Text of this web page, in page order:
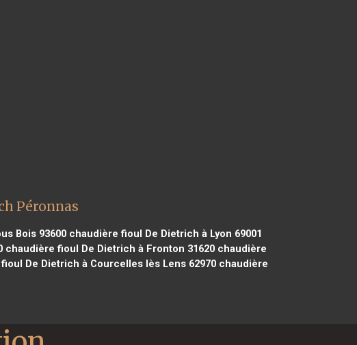
Péronnas
Bois 93600chaudière fioul De Dietrich à Lyon 69001
chaudière fioul De Dietrich à Fronton 31620 chaudière
De Dietrich à Courcelles lès Lens 62970chaudière